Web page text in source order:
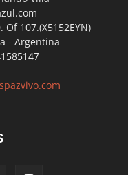
107.(X5152EYN)
- Argentina